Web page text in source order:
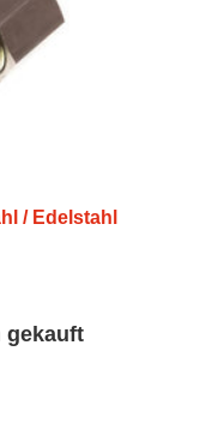
/ Edelstahl
gekauft